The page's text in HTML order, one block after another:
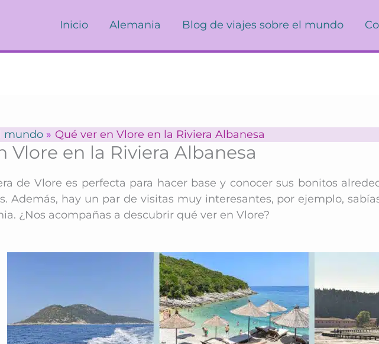
Inicio Alemania Blog de viajes sobre el mundo
mundo Qué ver en Vlore en la Riviera Albanesa
Vlore en la Riviera Albanesa
de Vlore es perfecta para hacer base y conocer sus bonitos
Además, hay un par de visitas muy interesantes, por ejemplo,
¿Nos acompañas a descubrir qué ver en Vlore?